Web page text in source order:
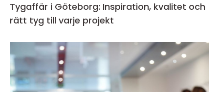
Tygaffär i Göteborg: Inspiration, kvalitet och
rätt tyg till varje projekt